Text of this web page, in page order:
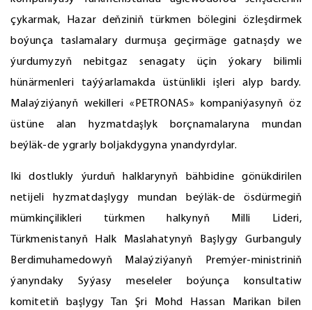
çykarmak, Hazar deňziniň türkmen bölegini özleşdirmek
boýunça taslamalary durmuşa geçirmäge gatnaşdy we
ýurdumyzyň nebitgaz senagaty üçin ýokary bilimli
hünärmenleri taýýarlamakda üstünlikli işleri alyp bardy.
Malaýziýanyň wekilleri «PETRONAS» kompaniýasynyň öz
üstüne alan hyzmatdaşlyk borçnamalaryna mundan
beýläk-de ygrarly boljakdygyna ynandyrdylar.
Iki dostlukly ýurduň halklarynyň bähbidine gönükdirilen
netijeli hyzmatdaşlygy mundan beýläk-de ösdürmegiň
mümkinçilikleri türkmen halkynyň Milli Lideri,
Türkmenistanyň Halk Maslahatynyň Başlygy Gurbanguly
Berdimuhamedowyň Malaýziýanyň Premýer-ministriniň
ýanyndaky Syýasy meseleler boýunça konsultatiw
komitetiň başlygy Tan Şri Mohd Hassan Marikan bilen